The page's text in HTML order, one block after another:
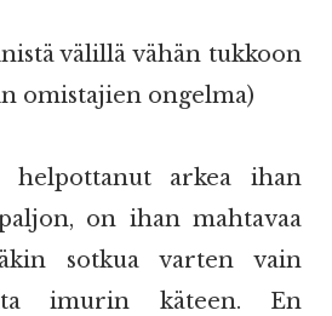
välillä vähän tukkoon
omistajien ongelma)
helpottanut arkea ihan
on ihan mahtavaa
sotkua varten vain
imurin käteen. En